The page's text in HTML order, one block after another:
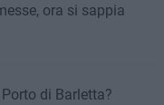
ora si sappia
di Barletta?